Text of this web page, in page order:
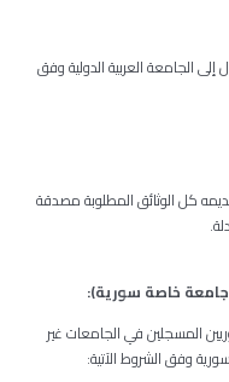
الجامعة العربية الدولية وفق
كل الوثائق المطلوبة مصدقة
جامعة خاصة سورية):
المسجلين في الجامعات غير
وفق الشروط الآتية: